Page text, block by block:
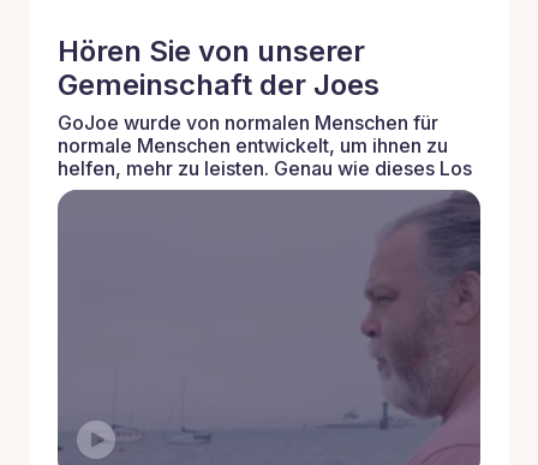
Hören Sie von unserer
Gemeinschaft der Joes
GoJoe wurde von normalen Menschen für
normale Menschen entwickelt, um ihnen zu
helfen, mehr zu leisten. Genau wie dieses Los